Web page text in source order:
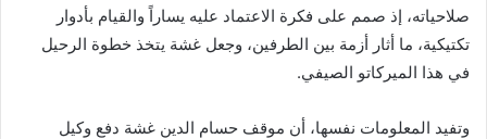
صلاحياته، إذ صمم على فكرة الاعتماد عليه يساراً والقيام بأدوار
تكتيكية، ما أثار أزمة بين الطرفين، وجعل غشة يتخذ خطوة الرحيل
في هذا الميركاتو الصيفي.
وتفيد المعلومات نفسها، أن موقف حسام الدين غشة دفع وكيل